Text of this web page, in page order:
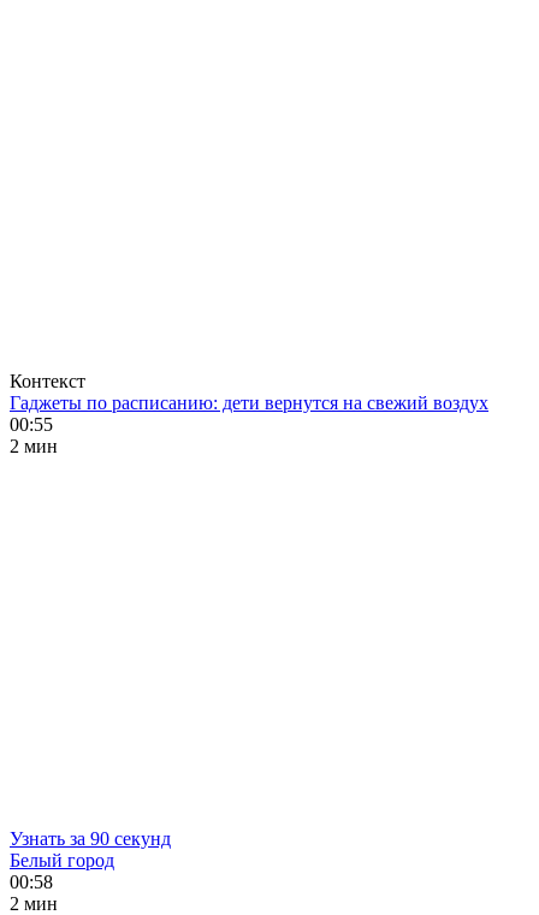
Контекст
Гаджеты по расписанию: дети вернутся на свежий воздух
00:55
2 мин
Узнать за 90 секунд
Белый город
00:58
2 мин